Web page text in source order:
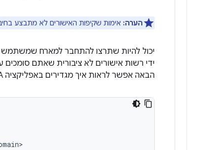
הערה: אימות שקיפות האישורים לא מתבצע
ידי רשות אישורים לא ציבורית שאתם
הבאה אפשר לראות איך מגדירים באפליקציה CA מותאם אישית ב-